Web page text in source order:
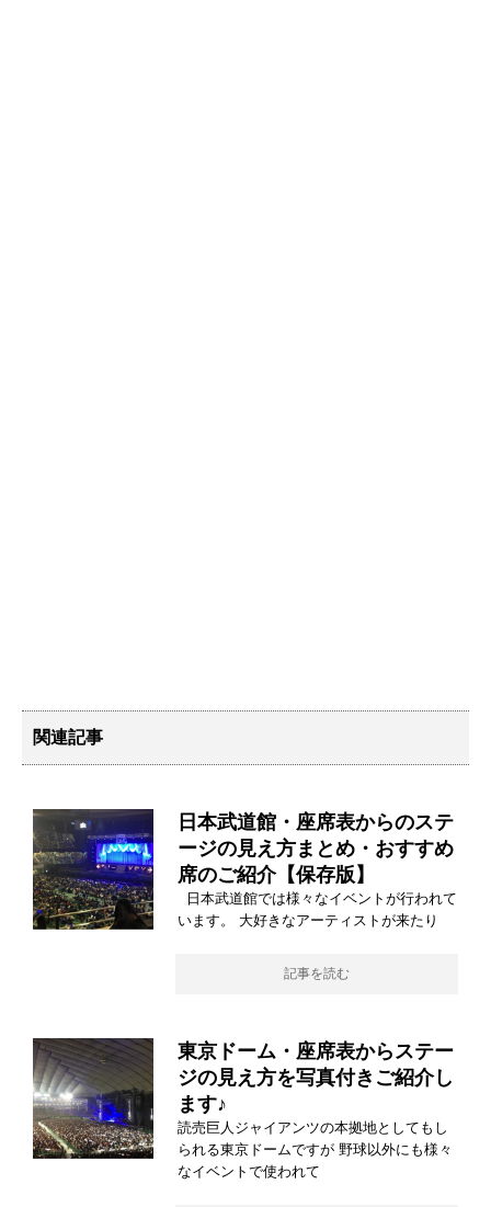
関連記事
日本武道館・座席表からのステ
ージの見え方まとめ・おすすめ
席のご紹介【保存版】
日本武道館では様々なイベントが行われて
います。 大好きなアーティストが来たり
記事を読む
東京ドーム・座席表からステー
ジの見え方を写真付きご紹介し
ます♪
読売巨人ジャイアンツの本拠地としてもし
られる東京ドームですが 野球以外にも様々
なイベントで使われて